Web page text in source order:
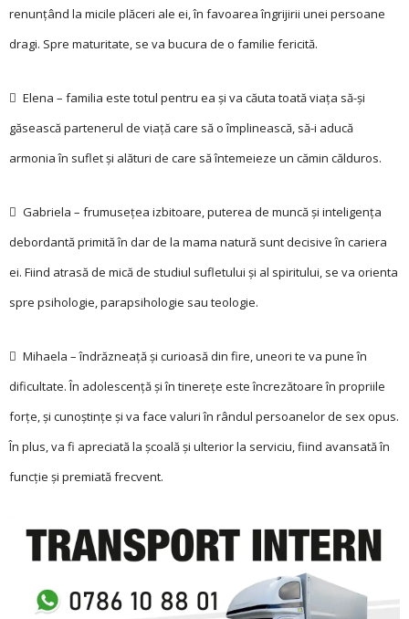
renunțând la micile plăceri ale ei, în favoarea îngrijirii unei persoane
dragi. Spre maturitate, se va bucura de o familie fericită.
 Elena – familia este totul pentru ea și va căuta toată viața să-și
găsească partenerul de viață care să o împlinească, să-i aducă
armonia în suflet și alături de care să întemeieze un cămin călduros.
 Gabriela – frumusețea izbi­toare, puterea de muncă și inteligența
debordantă primită în dar de la mama natură sunt decisive în cariera
ei. Fiind atrasă de mică de studiul sufletului și al spiritului, se va orienta
spre psihologie, parapsihologie sau teologie.
 Mihaela – îndrăzneață și curioasă din fire, uneori te va pune în
dificultate. În adolescență și în tinerețe este încrezătoare în propriile
forțe, și cunoștințe și va face valuri în rândul persoanelor de sex opus.
În plus, va fi apreciată la școală și ulterior la serviciu, fiind avansată în
funcție și premiată frecvent.